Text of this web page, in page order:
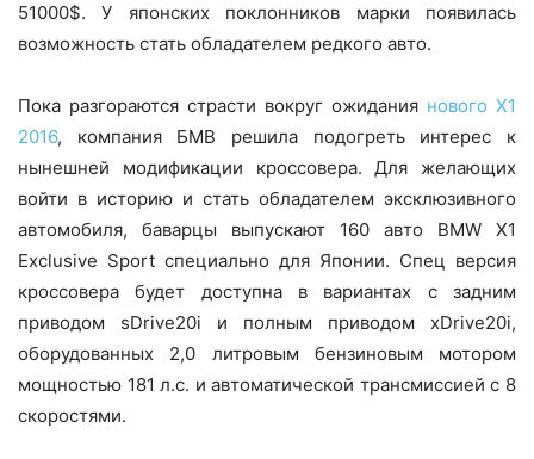
51000$. У японских поклонников марки появилась
возможность стать обладателем редкого авто.
Пока разгораются страсти вокруг ожидания нового Х1
2016, компания БМВ решила подогреть интерес к
нынешней модификации кроссовера. Для желающих
войти в историю и стать обладателем эксклюзивного
автомобиля, баварцы выпускают 160 авто BMW X1
Exclusive Sport специально для Японии. Спец версия
кроссовера будет доступна в вариантах с задним
приводом sDrive20i и полным приводом xDrive20i,
оборудованных 2,0 литровым бензиновым мотором
мощностью 181 л.с. и автоматической трансмиссией с 8
скоростями.